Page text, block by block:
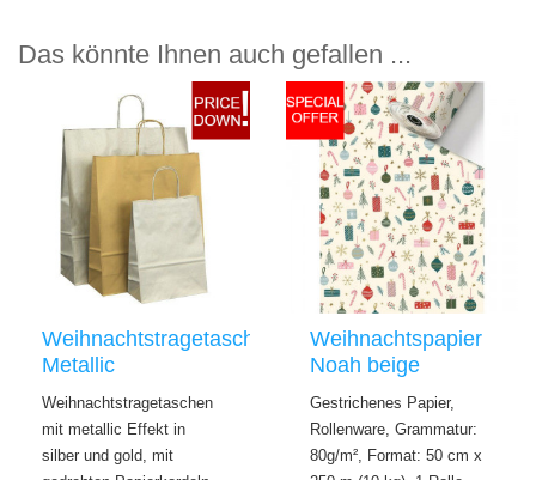
Das könnte Ihnen auch gefallen ...
Weihnachtstragetaschen
Metallic
Weihnachtstragetaschen
mit metallic Effekt in
silber und gold, mit
Weihnachtspapier
Noah beige
Gestrichenes Papier,
Rollenware, Grammatur:
80g/m², Format: 50 cm x